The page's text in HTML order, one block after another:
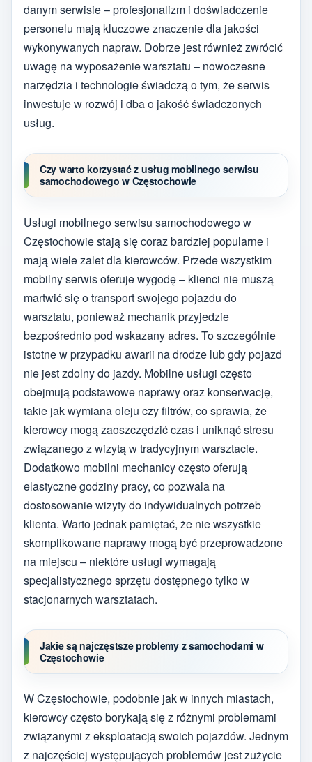
danym serwisie – profesjonalizm i doświadczenie
personelu mają kluczowe znaczenie dla jakości
wykonywanych napraw. Dobrze jest również zwrócić
uwagę na wyposażenie warsztatu – nowoczesne
narzędzia i technologie świadczą o tym, że serwis
inwestuje w rozwój i dba o jakość świadczonych
usług.
Czy warto korzystać z usług mobilnego serwisu
samochodowego w Częstochowie
Usługi mobilnego serwisu samochodowego w
Częstochowie stają się coraz bardziej popularne i
mają wiele zalet dla kierowców. Przede wszystkim
mobilny serwis oferuje wygodę – klienci nie muszą
martwić się o transport swojego pojazdu do
warsztatu, ponieważ mechanik przyjedzie
bezpośrednio pod wskazany adres. To szczególnie
istotne w przypadku awarii na drodze lub gdy pojazd
nie jest zdolny do jazdy. Mobilne usługi często
obejmują podstawowe naprawy oraz konserwację,
takie jak wymiana oleju czy filtrów, co sprawia, że
kierowcy mogą zaoszczędzić czas i uniknąć stresu
związanego z wizytą w tradycyjnym warsztacie.
Dodatkowo mobilni mechanicy często oferują
elastyczne godziny pracy, co pozwala na
dostosowanie wizyty do indywidualnych potrzeb
klienta. Warto jednak pamiętać, że nie wszystkie
skomplikowane naprawy mogą być przeprowadzone
na miejscu – niektóre usługi wymagają
specjalistycznego sprzętu dostępnego tylko w
stacjonarnych warsztatach.
Jakie są najczęstsze problemy z samochodami w
Częstochowie
W Częstochowie, podobnie jak w innych miastach,
kierowcy często borykają się z różnymi problemami
związanymi z eksploatacją swoich pojazdów. Jednym
z najczęściej występujących problemów jest zużycie